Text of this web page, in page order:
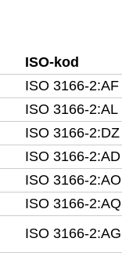
ISO-kod
ISO 3166-2:AF
ISO 3166-2:AL
ISO 3166-2:DZ
ISO 3166-2:AD
ISO 3166-2:AO
ISO 3166-2:AQ
ISO 3166-2:AG